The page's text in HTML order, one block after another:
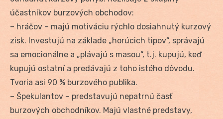
účastníkov burzových obchodov:
– hráčov – majú motiváciu rýchlo dosiahnutý kurzový
zisk. Investujú na základe „horúcich tipov“, správajú
sa emocionálne a „plávajú s masou“, t.j. kupujú, keď
kupujú ostatní a predávajú z toho istého dôvodu.
Tvoria asi 90 % burzového publika.
– Špekulantov – predstavujú nepatrnú časť
burzových obchodníkov. Majú vlastné predstavy,